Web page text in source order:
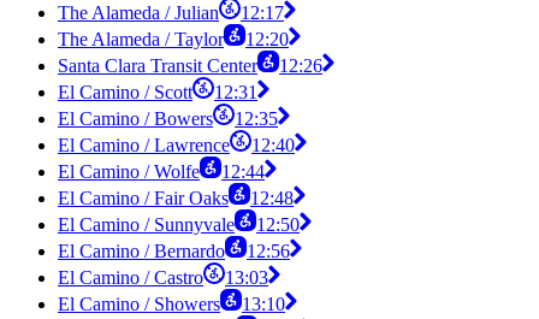
The Alameda / Julian
12:17
The Alameda / Taylor
12:20
Santa Clara Transit Center
12:26
El Camino / Scott
12:31
El Camino / Bowers
12:35
El Camino / Lawrence
12:40
El Camino / Wolfe
12:44
El Camino / Fair Oaks
12:48
El Camino / Sunnyvale
12:50
El Camino / Bernardo
12:56
El Camino / Castro
13:03
El Camino / Showers
13:10